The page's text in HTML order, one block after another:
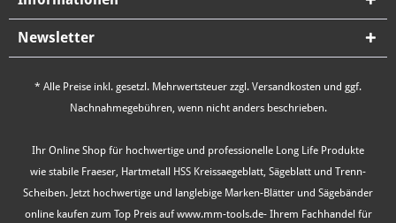
Newsletter
* Alle Preise inkl. gesetzl. Mehrwertsteuer zzgl. Versandkosten und ggf.
Nachnahmegebühren, wenn nicht anders beschrieben.
Ihr Online Shop für hochwertige und professionelle Long Life Produkte
wie stabile Fraeser, Hartmetall HSS Kreissaegeblatt, Sägeblatt und Trenn-
Scheiben. Jetzt hochwertige und langlebige Marken-Blätter und Sägebänder
online kaufen zum Top Preis auf www.mm-tools.de- Ihrem Fachhandel für